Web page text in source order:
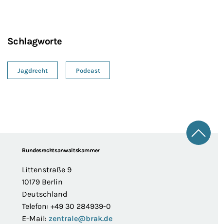
Schlagworte
Jagdrecht Podcast
FooterBundesrechtsanwaltskammer
Littenstraße 9
10179 Berlin
Deutschland
Telefon: +49 30 284939-0
E-Mail: zentrale@brak.de